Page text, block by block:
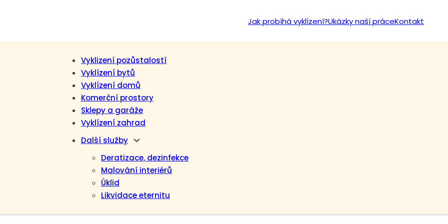
Jak probíhá vyklízení?Ukázky naší práceKontakt
Vyklizení pozůstalostí
Vyklízení bytů
Vyklízení domů
Komerční prostory
Sklepy a garáže
Vyklízení zahrad
Další služby
Deratizace, dezinfekce
Malování interiérů
Úklid
Likvidace eternitu